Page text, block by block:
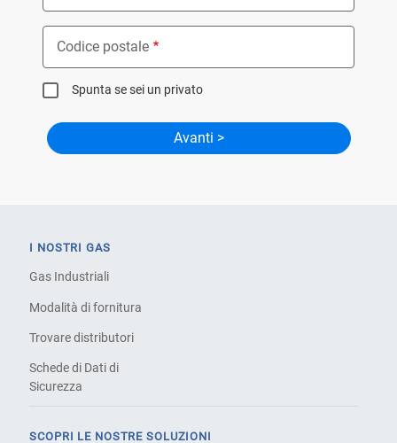
Codice postale
Spunta se sei un privato
I NOSTRI GAS
Gas Industriali
Modalità di fornitura
Trovare distributori
Schede di Dati di
Sicurezza
SCOPRI LE NOSTRE SOLUZIONI